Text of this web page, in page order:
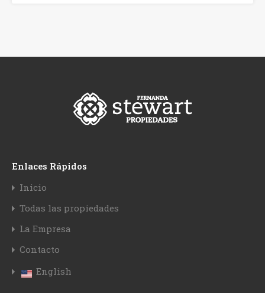
Enlaces Rápidos
Inicio
Todas las propiedades
La Empresa
Contacto
English